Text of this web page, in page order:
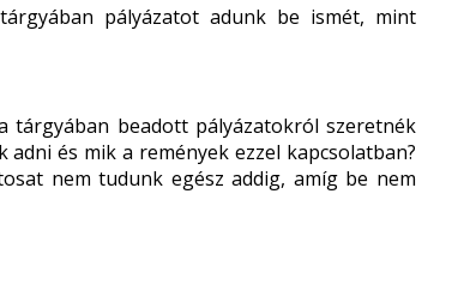
pályázatot adunk be ismét, mint
tárgyában beadott pályázatokról szeretnék
és mik a remények ezzel kapcsolatban?
nem tudunk egész addig, amíg be nem